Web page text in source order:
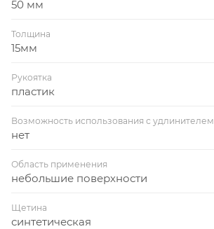
50 мм
Толщина
15мм
Рукоятка
пластик
Возможность использования с удлинителем
нет
Область применения
небольшие поверхности
Щетина
синтетическая